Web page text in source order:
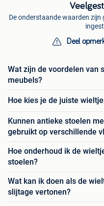
De onderstaande waarden zijn
Deel
Wat zijn de voordelen van
meubels?
Hoe kies je de juiste
Kunnen antieke stoelen
gebruikt op verschillende
Hoe onderhoud ik de
stoelen?
Wat kan ik doen als de
slijtage vertonen?